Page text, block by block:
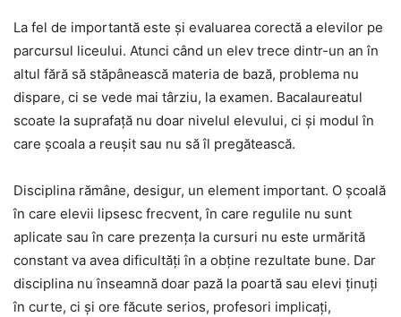
La fel de importantă este și evaluarea corectă a elevilor pe
parcursul liceului. Atunci când un elev trece dintr-un an în
altul fără să stăpânească materia de bază, problema nu
dispare, ci se vede mai târziu, la examen. Bacalaureatul
scoate la suprafață nu doar nivelul elevului, ci și modul în
care școala a reușit sau nu să îl pregătească.
Disciplina rămâne, desigur, un element important. O școală
în care elevii lipsesc frecvent, în care regulile nu sunt
aplicate sau în care prezența la cursuri nu este urmărită
constant va avea dificultăți în a obține rezultate bune. Dar
disciplina nu înseamnă doar pază la poartă sau elevi ținuți
în curte, ci și ore făcute serios, profesori implicați,